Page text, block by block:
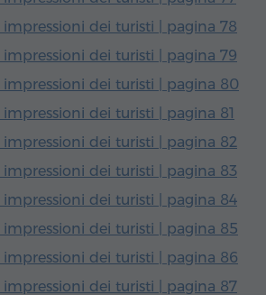
impressioni dei turisti | pagina 78
impressioni dei turisti | pagina 79
impressioni dei turisti | pagina 80
impressioni dei turisti | pagina 81
impressioni dei turisti | pagina 82
impressioni dei turisti | pagina 83
impressioni dei turisti | pagina 84
impressioni dei turisti | pagina 85
impressioni dei turisti | pagina 86
impressioni dei turisti | pagina 87